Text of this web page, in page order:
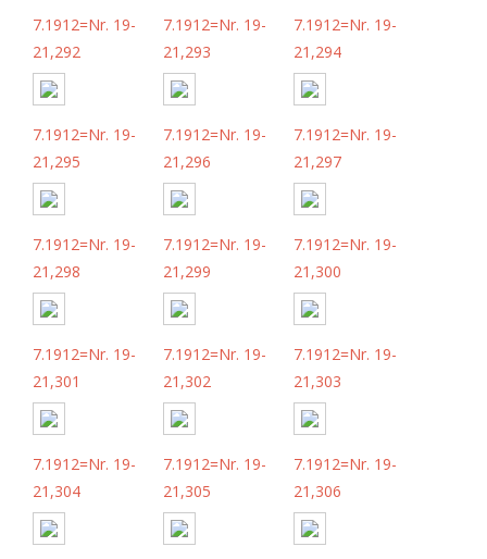
7.1912=Nr. 19-
21,292
7.1912=Nr. 19-
21,293
7.1912=Nr. 19-
21,294
7.1912=Nr. 19-
21,295
7.1912=Nr. 19-
21,296
7.1912=Nr. 19-
21,297
7.1912=Nr. 19-
21,298
7.1912=Nr. 19-
21,299
7.1912=Nr. 19-
21,300
7.1912=Nr. 19-
21,301
7.1912=Nr. 19-
21,302
7.1912=Nr. 19-
21,303
7.1912=Nr. 19-
21,304
7.1912=Nr. 19-
21,305
7.1912=Nr. 19-
21,306